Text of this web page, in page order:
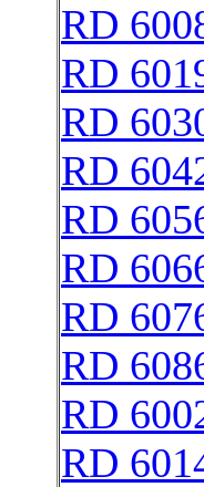
RD
RD
RD
RD
RD
RD
RD
RD
RD
RD